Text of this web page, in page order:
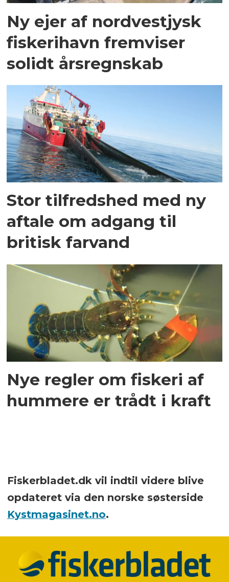
Ny ejer af nordvestjysk
fiskerihavn fremviser
solidt årsregnskab
Stor tilfredshed med ny
aftale om adgang til
britisk farvand
Nye regler om fiskeri af
hummere er trådt i kraft
Fiskerbladet.dk vil indtil videre blive
opdateret via den norske søsterside
Kystmagasinet.no.